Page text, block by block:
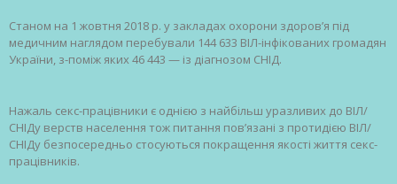
Станом на 1 жовтня 2018 р. у закладах охорони здоров’я під
медичним наглядом перебували 144 633 ВІЛ-інфікованих громадян
України, з-поміж яких 46 443 — із діагнозом СНІД.
Нажаль секс-працівники є однією з найбільш уразливих до ВІЛ/
СНІДу верств населення тож питання пов’язані з протидією ВІЛ/
СНІДу безпосередньо стосуються покращення якості життя секс-
працівників.